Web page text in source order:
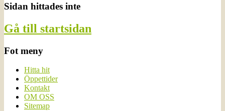
Sidan hittades inte
Gå till startsidan
Fot meny
Hitta hit
Öppettider
Kontakt
OM OSS
Sitemap